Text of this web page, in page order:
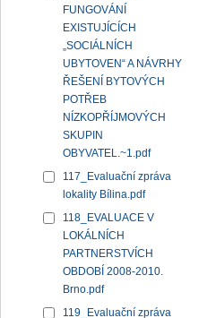
FUNGOVÁNÍ
EXISTUJÍCÍCH
„SOCIÁLNÍCH
UBYTOVEN“ A NÁVRHY
ŘEŠENÍ BYTOVÝCH
POTŘEB
NÍZKOPŘÍJMOVÝCH
SKUPIN
OBYVATEL.~1.pdf
117_Evaluační zpráva
lokality Bílina.pdf
118_EVALUACE V
LOKÁLNÍCH
PARTNERSTVÍCH
OBDOBÍ 2008-2010.
Brno.pdf
119_Evaluační zpráva